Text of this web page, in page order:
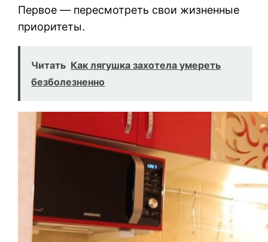
Первое — пересмотреть свои жизненные
приоритеты.
Читать Как лягушка захотела умереть
безболезненно